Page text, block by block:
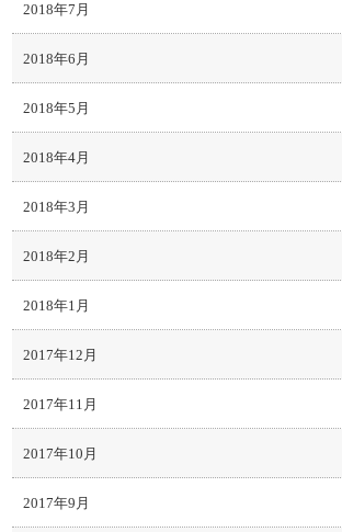
2018年7月
2018年6月
2018年5月
2018年4月
2018年3月
2018年2月
2018年1月
2017年12月
2017年11月
2017年10月
2017年9月